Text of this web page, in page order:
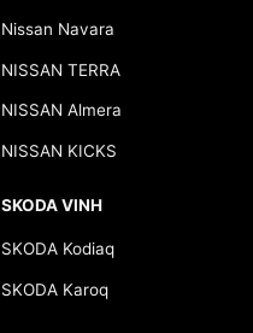
Nissan Navara
NISSAN TERRA
NISSAN Almera
NISSAN KICKS
SKODA VINH
SKODA Kodiaq
SKODA Karoq